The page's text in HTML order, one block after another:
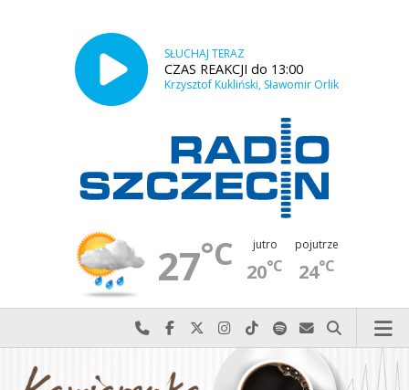
SŁUCHAJ TERAZ
CZAS REAKCJI do 13:00
Krzysztof Kukliński, Sławomir Orlik
27°C jutro
20°C
pojutrze
24°C
Najlepiej po prostu do nas zadzwoń
Odwiedź nas na Facebook-u
Odwiedź nas na X
Odwiedź nas na Instagram-ie
Odwiedź nas na TikTok-u
Szukaj nas na Spotify
Wyślij do nas
Szukaj